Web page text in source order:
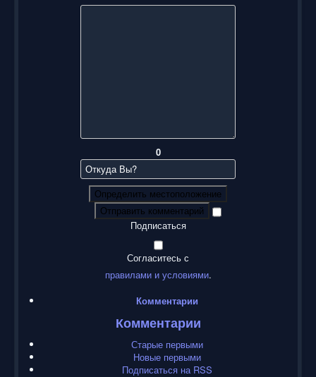
0
Определить местоположение
Отправить комментарий
Подписаться
Согласитесь с
правилами и условиями.
Комментарии
Комментарии
Старые первыми
Новые первыми
Подписаться на RSS